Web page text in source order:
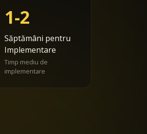
1-2
Săptămâni pentru
Implementare
Timp mediu de
implementare